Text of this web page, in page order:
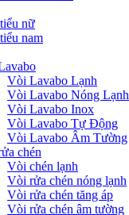
nữ
nam
Vòi Lavabo Lạnh
Vòi Lavabo Nóng Lạnh
Vòi Lavabo Inox
Vòi Lavabo Tự Động
Vòi Lavabo Âm Tường
chén
Vòi chén lạnh
Vòi rửa chén nóng lạnh
Vòi rửa chén tăng áp
Vòi rửa chén âm tường